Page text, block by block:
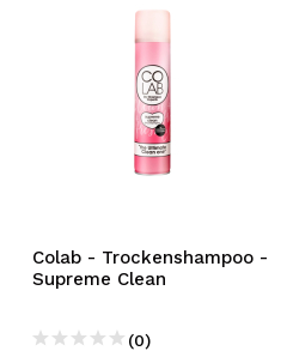
Colab - Trockenshampoo -
Supreme Clean
(0)